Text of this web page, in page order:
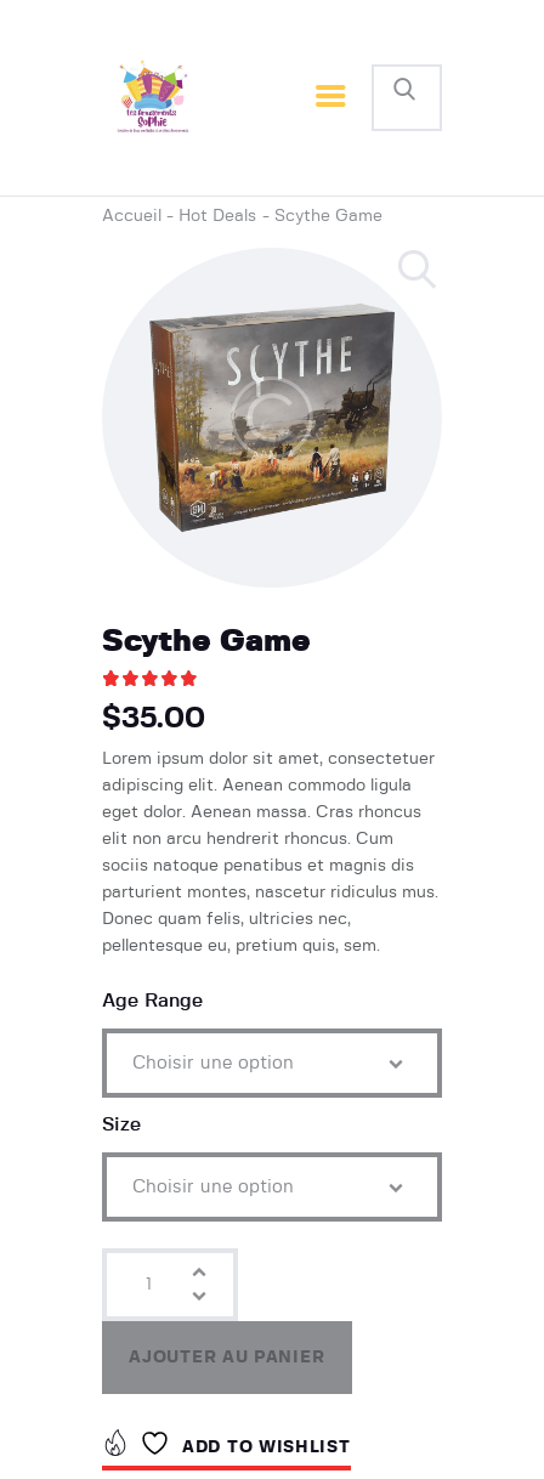
Vue rapide jeux
Jeux semi-industriel
Jeux industriels
Costumes Sumo
Règles
Nous contacter
À Propos de nous
Accueil Hot Deals Scythe Game
Scythe Game
Noté
1
$35.00
Lorem ipsum dolor sit amet, consectetuer
adipiscing elit. Aenean commodo ligula
eget dolor. Aenean massa. Cras rhoncus
elit non arcu hendrerit rhoncus. Cum
sociis natoque penatibus et magnis dis
parturient montes, nascetur ridiculus mus.
Donec quam felis, ultricies nec,
pellentesque eu, pretium quis, sem.
Age Range
Size
AJOUTER AU PANIER
ADD TO WISHLIST